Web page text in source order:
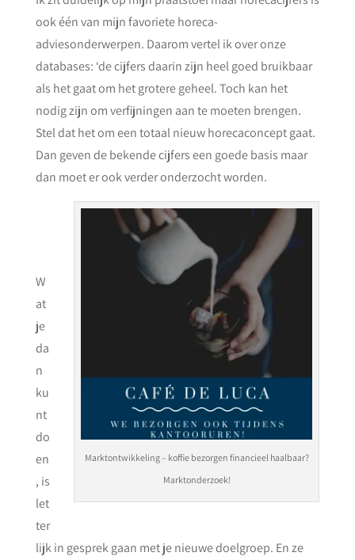
ook één van mijn favoriete horeca-
adviesonderwerpen. Daarom vertel ik over onze
databases: ‘de cijfers daarin zijn heel goed bruikbaar
als het gaat om het grotere geheel. Toch kan het
nodig zijn om verfijningen aan te moeten brengen.
Stel dat het om een totaal nieuw horecaconcept gaat.
Dan geven de bekende cijfers een goede basis maar
dan moet er ook verder onderzocht worden.
Marktontwikkeling – koffie bezorgen financieel haalbaar?
Marktonderzoek!
W
at
je
da
n
ku
nt
do
en
, is
let
ter
lijk in gesprek gaan met je nieuwe doelgroep. En ze